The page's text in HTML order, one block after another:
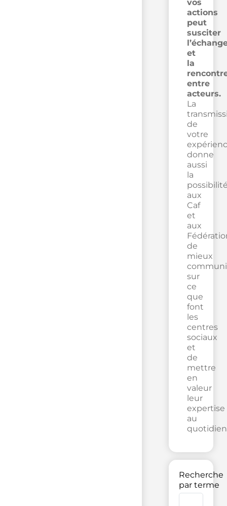
vos
actions
peut
susciter
et
la
entre
acteurs.
La
de
votre
donne
aussi
la
aux
Caf
et
aux
de
mieux
sur
ce
que
font
les
centres
sociaux
et
de
mettre
en
valeur
leur
expertise
au
Recherche
par terme